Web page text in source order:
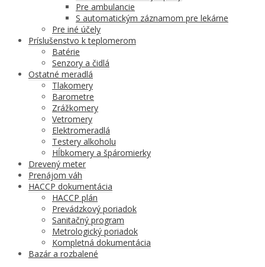
Pre ambulancie
S automatickým záznamom pre lekárne
Pre iné účely
Príslušenstvo k teplomerom
Batérie
Senzory a čidlá
Ostatné meradlá
Tlakomery
Barometre
Zrážkomery
Vetromery
Elektromeradlá
Testery alkoholu
Hĺbkomery a špáromierky
Drevený meter
Prenájom váh
HACCP dokumentácia
HACCP plán
Prevádzkový poriadok
Sanitačný program
Metrologický poriadok
Kompletná dokumentácia
Bazár a rozbalené